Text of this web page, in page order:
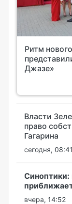
Ритм
Джазе»
Власти
право
Гагарина
сегодня, 08:41
Синоптики:
вчера, 14:52